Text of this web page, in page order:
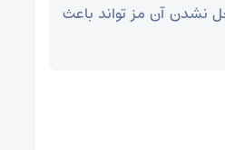
نشدن آن مز تواند باعث